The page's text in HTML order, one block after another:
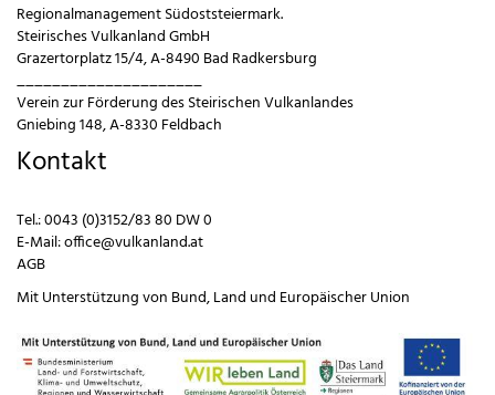
Regionalmanagement Südoststeiermark.
Steirisches Vulkanland GmbH
Grazertorplatz 15/4, A-8490 Bad Radkersburg
_____________________
Verein zur Förderung des Steirischen Vulkanlandes
Gniebing 148, A-8330 Feldbach
Kontakt
Tel.:0043 (0)3152/83 80 DW 0
E-Mail:office@vulkanland.at
AGB
Mit Unterstützung von Bund,Land und Europäischer Union